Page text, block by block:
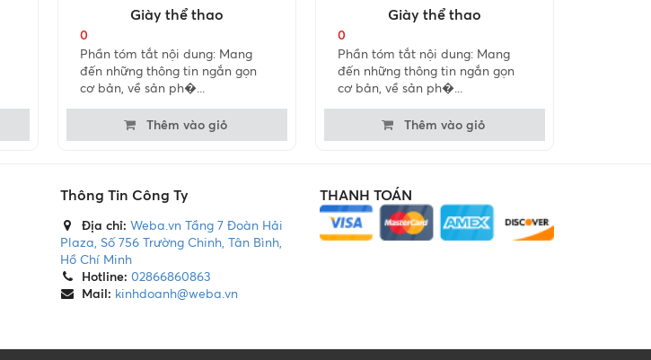
Giày thể thao
0
Phần tóm tắt nội dung: Mang
đến những thông tin ngắn gọn
cơ bản, về sản ph�...
Thêm vào giỏ
Giày thể thao
0
Phần tóm tắt nội dung: Mang
đến những thông tin ngắn gọn
cơ bản, về sản ph�...
Thêm vào giỏ
Thông Tin Công Ty
Địa chỉ:Weba.vn Tầng 7 Đoàn Hải
Plaza, Số 756 Trường Chinh, Tân Bình,
Hồ Chí Minh
Hotline: 02866860863
Mail: kinhdoanh@weba.vn
THANH TOÁN